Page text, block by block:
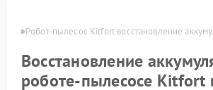
Робот-пылесос Kitfort восстановление
Восстановление
роботе-пылесосе Kitfort